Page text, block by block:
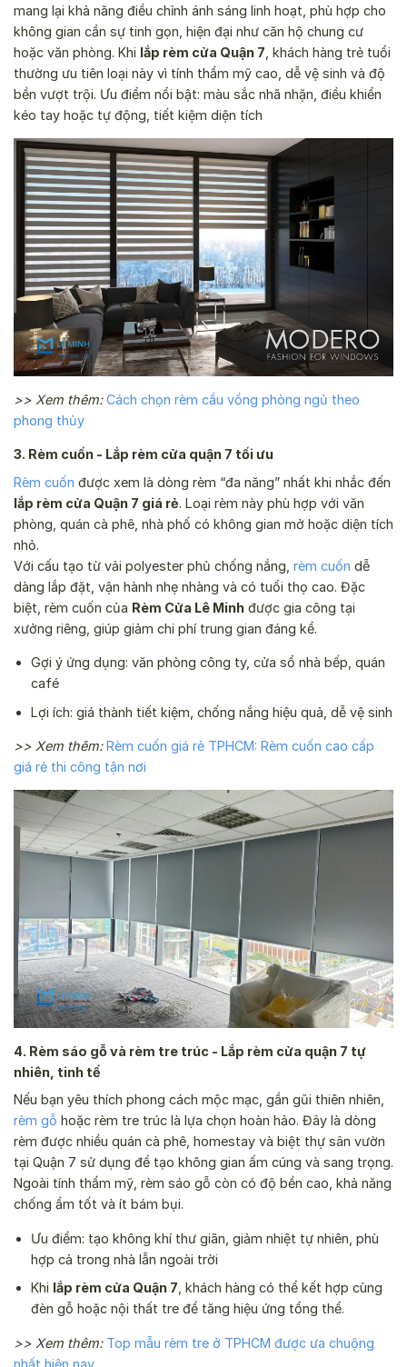
mang lại khả năng điều chỉnh ánh sáng linh hoạt, phù hợp cho
không gian cần sự tinh gọn, hiện đại như căn hộ chung cư
hoặc văn phòng. Khi lắp rèm cửa Quận 7 , khách hàng trẻ tuổi
thường ưu tiên loại này vì tính thẩm mỹ cao, dễ vệ sinh và độ
bền vượt trội. Ưu điểm nổi bật: màu sắc nhã nhặn, điều khiển
kéo tay hoặc tự động, tiết kiệm diện tích
>> Xem thêm:Cách chọn rèm cầu vồng phòng ngủ theo
phong thủy
3. Rèm cuốn - Lắp rèm cửa quận 7 tối ưu
Rèm cuốn được xem là dòng rèm “đa năng” nhất khi nhắc đến
lắp rèm cửa Quận 7 giá rẻ. Loại rèm này phù hợp với văn
phòng, quán cà phê, nhà phố có không gian mở hoặc diện tích
nhỏ.
Với cấu tạo từ vải polyester phủ chống nắng, rèm cuốn dễ
dàng lắp đặt, vận hành nhẹ nhàng và có tuổi thọ cao. Đặc
biệt, rèm cuốn của Rèm Cửa Lê Minh được gia công tại
xưởng riêng, giúp giảm chi phí trung gian đáng kể.
Gợi ý ứng dụng: văn phòng công ty, cửa sổ nhà bếp, quán
café
Lợi ích: giá thành tiết kiệm, chống nắng hiệu quả, dễ vệ sinh
>> Xem thêm:Rèm cuốn giá rẻ TPHCM: Rèm cuốn cao cấp
giá rẻ thi công tận nơi
4. Rèm sáo gỗ và rèm tre trúc - Lắp rèm cửa quận 7 tự
nhiên, tinh tế
Nếu bạn yêu thích phong cách mộc mạc, gần gũi thiên nhiên,
rèm gỗ hoặc rèm tre trúc là lựa chọn hoàn hảo. Đây là dòng
rèm được nhiều quán cà phê, homestay và biệt thự sân vườn
tại Quận 7 sử dụng để tạo không gian ấm cúng và sang trọng.
Ngoài tính thẩm mỹ, rèm sáo gỗ còn có độ bền cao, khả năng
chống ẩm tốt và ít bám bụi.
Ưu điểm: tạo không khí thư giãn, giảm nhiệt tự nhiên, phù
hợp cả trong nhà lẫn ngoài trời
Khi lắp rèm cửa Quận 7 , khách hàng có thể kết hợp cùng
đèn gỗ hoặc nội thất tre để tăng hiệu ứng tổng thể.
>> Xem thêm: Top mẫu rèm tre ở TPHCM được ưa chuộng
nhất hiện nay